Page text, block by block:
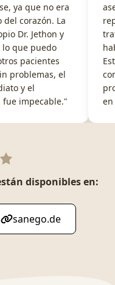
ya que no era
corazón. La
Dr. Jethon y
que puedo
pacientes
problemas, el
y el
impecable."
en
disponibles en:
sanego.de